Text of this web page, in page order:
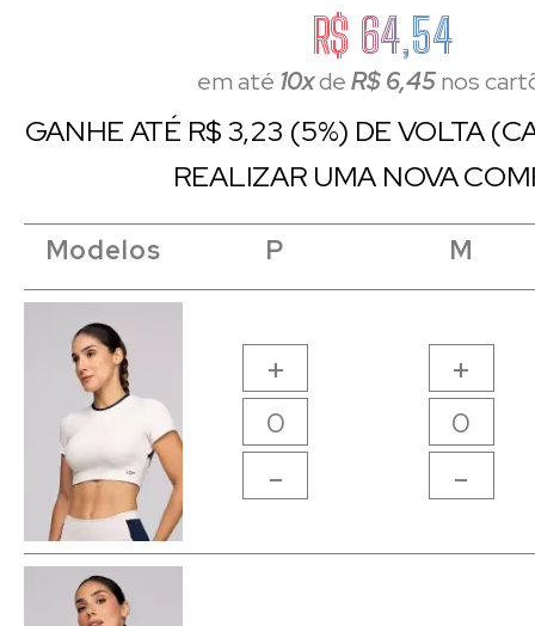
R$ 64,54
em até 10xdeR$ 6,45nos
GANHE ATÉ R$ 3,23 (5%) DE VOLTA
REALIZAR UMA NOVA
Modelos P M
+
-
+
-
Modelos
Modelos
Modelos P M